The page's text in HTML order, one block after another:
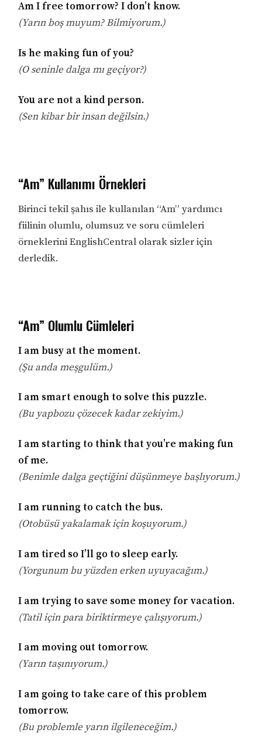
Am I free tomorrow? I don’t know.
(Yarın boş muyum? Bilmiyorum.)
Is he making fun of you?
(O seninle dalga mı geçiyor?)
You are not a kind person.
(Sen kibar bir insan değilsin.)
“Am” Kullanımı Örnekleri
Birinci tekil şahıs ile kullanılan “Am” yardımcı
fiilinin olumlu, olumsuz ve soru cümleleri
örneklerini EnglishCentral olarak sizler için
derledik.
“Am” Olumlu Cümleleri
I am busy at the moment.
(Şu anda meşgulüm.)
I am smart enough to solve this puzzle.
(Bu yapbozu çözecek kadar zekiyim.)
I am starting to think that you’re making fun
of me.
(Benimle dalga geçtiğini düşünmeye başlıyorum.)
I am running to catch the bus.
(Otobüsü yakalamak için koşuyorum.)
I am tired so I’ll go to sleep early.
(Yorgunum bu yüzden erken uyuyacağım.)
I am trying to save some money for vacation.
(Tatil için para biriktirmeye çalışıyorum.)
I am moving out tomorrow.
(Yarın taşınıyorum.)
I am going to take care of this problem
tomorrow.
(Bu problemle yarın ilgileneceğim.)